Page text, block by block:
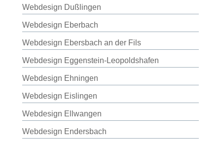
Webdesign Dußlingen
Webdesign Eberbach
Webdesign Ebersbach an der Fils
Webdesign Eggenstein-Leopoldshafen
Webdesign Ehningen
Webdesign Eislingen
Webdesign Ellwangen
Webdesign Endersbach